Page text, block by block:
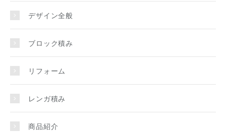
デザイン全般
ブロック積み
リフォーム
レンガ積み
商品紹介